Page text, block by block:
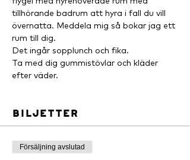
tillhörande badrum att hyra i fall du vill
övernatta. Meddela mig så bokar jag ett
rum till dig.
Det ingår sopplunch och fika.
Ta med dig gummistövlar och kläder
efter väder.
Biljetter
Försäljning avslutad